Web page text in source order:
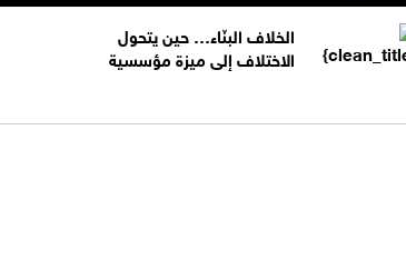
الخلاف البنّاء… حين يتحول
الاختلاف إلى ميزة مؤسسية